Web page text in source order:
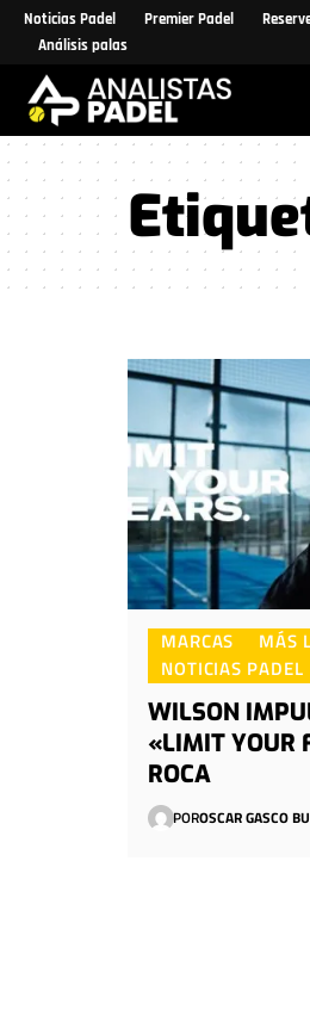
Noticias Padel Premier Padel
Análisis palas
MARCAS
MÁS
NOTICIAS PADEL
WILSON
«LIMIT YOUR
ROCA
POROSCAR GASCO